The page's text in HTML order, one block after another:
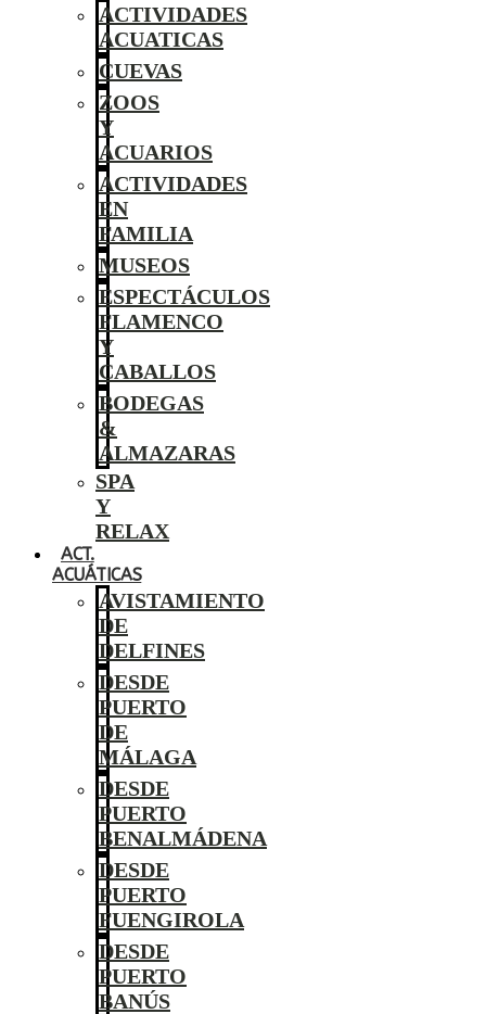
ACTIVIDADES
ACUATICAS
CUEVAS
ZOOS
Y
ACUARIOS
ACTIVIDADES
EN
FAMILIA
MUSEOS
ESPECTÁCULOS
FLAMENCO
Y
CABALLOS
BODEGAS
&
ALMAZARAS
SPA
Y
RELAX
ACT.
ACUÁTICAS
AVISTAMIENTO
DE
DELFINES
DESDE
PUERTO
DE
MÁLAGA
DESDE
PUERTO
BENALMÁDENA
DESDE
PUERTO
FUENGIROLA
DESDE
PUERTO
BANÚS